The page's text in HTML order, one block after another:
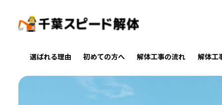
選ばれる理由 初めての方へ 解体工事の流れ 解体工